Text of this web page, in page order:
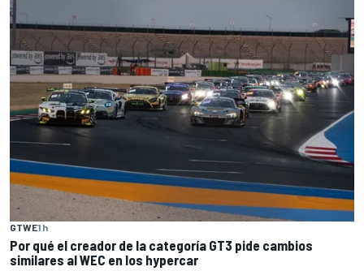
GTWE1 h
Por qué el creador de la categoría GT3 pide cambios
similares al WEC en los hypercar